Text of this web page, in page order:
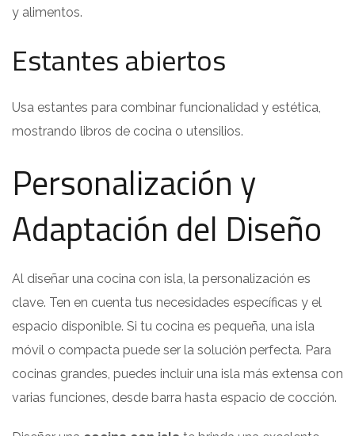
y alimentos.
Estantes abiertos
Usa estantes para combinar funcionalidad y estética,
mostrando libros de cocina o utensilios.
Personalización y
Adaptación del Diseño
Al diseñar una cocina con isla, la personalización es
clave. Ten en cuenta tus necesidades específicas y el
espacio disponible. Si tu cocina es pequeña, una isla
móvil o compacta puede ser la solución perfecta. Para
cocinas grandes, puedes incluir una isla más extensa con
varias funciones, desde barra hasta espacio de cocción.